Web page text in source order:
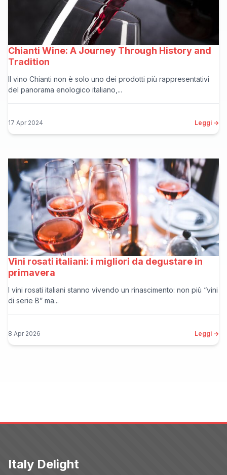
Chianti Wine: A Journey Through History and
Tradition
Il vino Chianti non è solo uno dei prodotti più rappresentativi
del panorama enologico italiano,...
17 Apr 2024 Leggi →
Vini rosati italiani: i migliori da degustare in
primavera
I vini rosati italiani stanno vivendo un rinascimento: non più “vini
di serie B” ma...
8 Apr 2026 Leggi →
Italy Delight